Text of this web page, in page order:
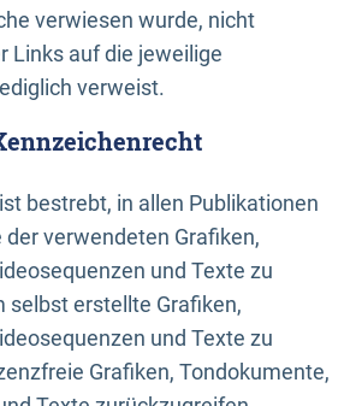
verwiesen wurde, nicht
Links auf die jeweilige
verweist.
bestrebt, in allen Publikationen
verwendeten Grafiken,
und Texte zu
selbst erstellte Grafiken,
und Texte zu
Grafiken, Tondokumente,